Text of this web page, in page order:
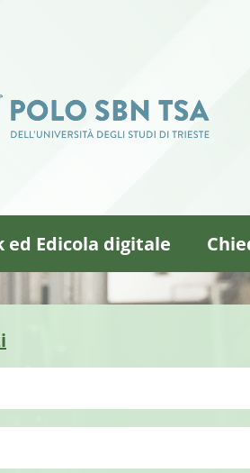
ed Edicola digitale